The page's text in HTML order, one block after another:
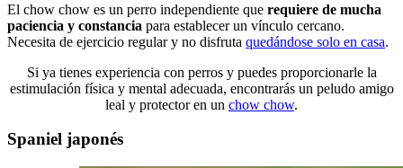
El chow chow es un perro independiente que requiere de mucha
paciencia y constancia para establecer un vínculo cercano.
Necesita de ejercicio regular y no disfruta quedándose solo en casa.
Si ya tienes experiencia con perros y puedes proporcionarle la
estimulación física y mental adecuada, encontrarás un peludo amigo
leal y protector en un chow chow.
Spaniel japonés